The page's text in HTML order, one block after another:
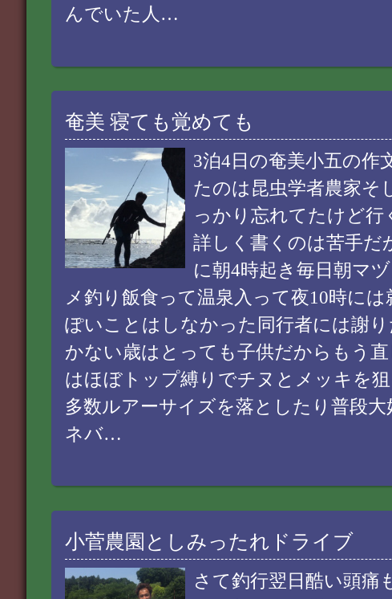
んでいた人…
奄美 寝ても覚めても
3泊4日の奄美小五の作
たのは昆虫学者農家そ
っかり忘れてたけど行
詳しく書くのは苦手だ
に朝4時起き毎日朝マ
メ釣り飯食って温泉入って夜10時に
ぽいことはしなかった同行者には謝
かない歳はとっても子供だからもう
はほぼトップ縛りでチヌとメッキを
多数ルアーサイズを落としたり普段
ネバ…
小菅農園としみったれドライブ
さて釣行翌日酷い頭痛